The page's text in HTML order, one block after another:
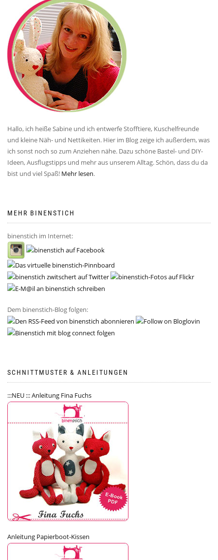
Hallo, ich heiße Sabine und ich entwerfe Stofftiere, Kuschelfreunde
und kleine Näh- und Nettikeiten. Hier im Blog zeige ich außerdem, was
ich sonst noch so zum Anziehen nähe. Dazu schöne Bastel- und DIY-
Ideen, Ausflugstipps und mehr aus unserem Alltag. Schön, dass du da
bist und viel Spaß! Mehr lesen.
MEHR BINENSTICH
binenstich im Internet:
Dem binenstich-Blog folgen:
SCHNITTMUSTER & ANLEITUNGEN
:::NEU ::: Anleitung Fina Fuchs
Anleitung Papierboot-Kissen